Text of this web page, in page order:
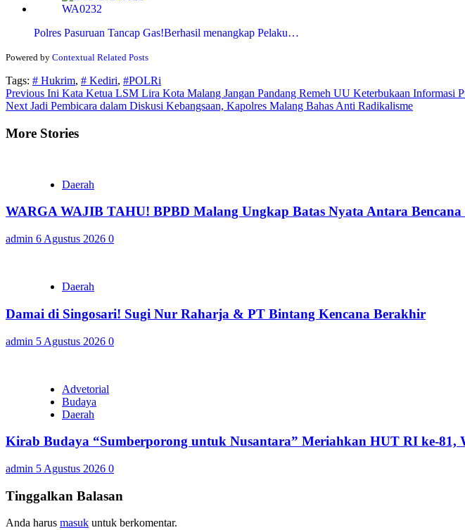
Polres Pasuruan Tancap Gas!Berhasil menangkap Pelaku…
Powered by Contextual Related Posts
Tags: # Hukrim, # Kediri, #POLRi
Continue
Reading
Previous Ini Kata Ketua LSM Lira Kota Malang Jangan Pandang Remeh UU Keterbukaan Informasi
Next Jadi Pembicara dalam Diskusi Kebangsaan, Kapolres Malang Bahas Anti Radikalisme
More Stories
Daerah
WARGA WAJIB TAHU! BPBD Malang Ungkap Batas Nyata Antara
admin 6 Agustus 2026 0
Daerah
Damai di Singosari! Sugi Nur Raharja & PT Bintang Kencana Berakhir
admin 5 Agustus 2026 0
Advetorial
Budaya
Daerah
Kirab Budaya “Sumberporong untuk Nusantara” Meriahkan HUT RI ke-81,
admin 5 Agustus 2026 0
Tinggalkan Balasan
Anda harus masuk untuk berkomentar.